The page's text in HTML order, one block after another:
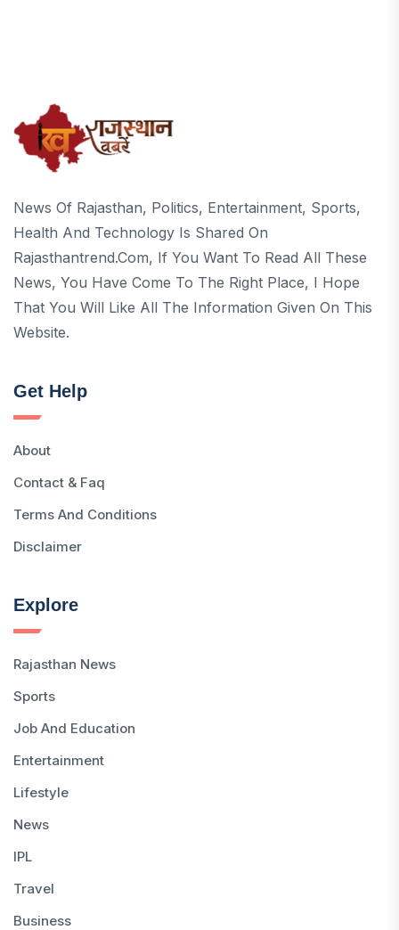
News Of Rajasthan, Politics, Entertainment, Sports,
Health And Technology Is Shared On
Rajasthantrend.com, If You Want To Read All These
News, You Have Come To The Right Place, I Hope
That You Will Like All The Information Given On This
Website.
Get Help
About
Contact & Faq
Terms And Conditions
Disclaimer
Explore
Rajasthan News
Sports
Job And Education
Entertainment
Lifestyle
News
IPL
Travel
Business